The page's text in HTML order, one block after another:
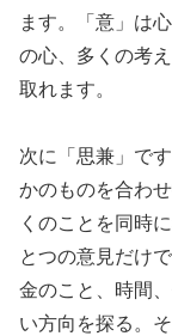
ます。「意」は
の心、多くの考
取れます。
次に「思兼」で
かのものを合わ
くのことを同時
とつの意見だけ
金のこと、時間
い方向を探る。